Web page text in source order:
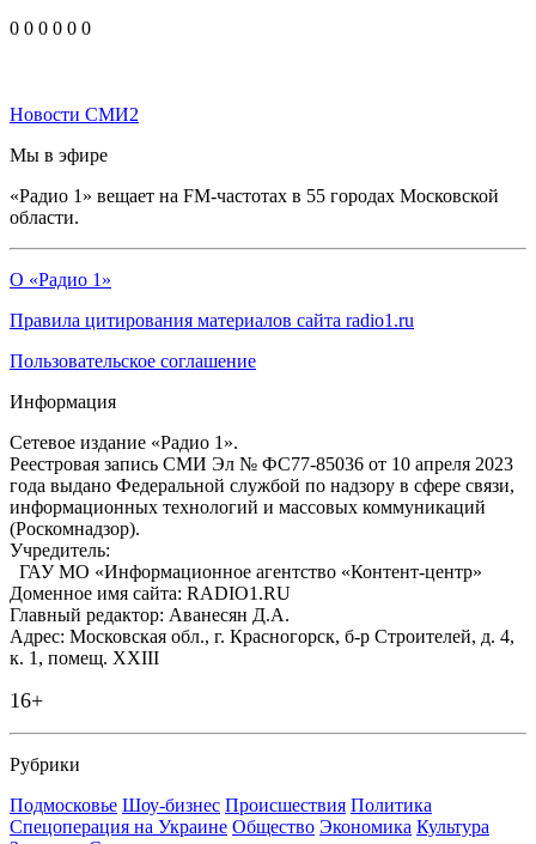
0 0 0 0 0 0
Новости СМИ2
Мы в эфире
«Радио 1» вещает на FM-частотах в 55 городах Московской
области.
О «Радио 1»
Правила цитирования материалов сайта radio1.ru
Пользовательское соглашение
Информация
Сетевое издание «Радио 1».
Реестровая запись СМИ Эл № ФС77-85036 от 10 апреля 2023
года выдано Федеральной службой по надзору в сфере связи,
информационных технологий и массовых коммуникаций
(Роскомнадзор).
Учредитель:
ГАУ МО «Информационное агентство «Контент-центр»
Доменное имя сайта: RADIO1.RU
Главный редактор: Аванесян Д.А.
Адрес: Московская обл., г. Красногорск, б-р Строителей, д. 4,
к. 1, помещ. XXIII
16+
Рубрики
Подмосковье Шоу-бизнес Происшествия Политика
Спецоперация на Украине Общество Экономика Культура